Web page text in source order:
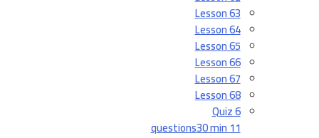
Lesson 63
Lesson 64
Lesson 65
Lesson 66
Lesson 67
Lesson 68
Quiz 6
11 questions
30 min